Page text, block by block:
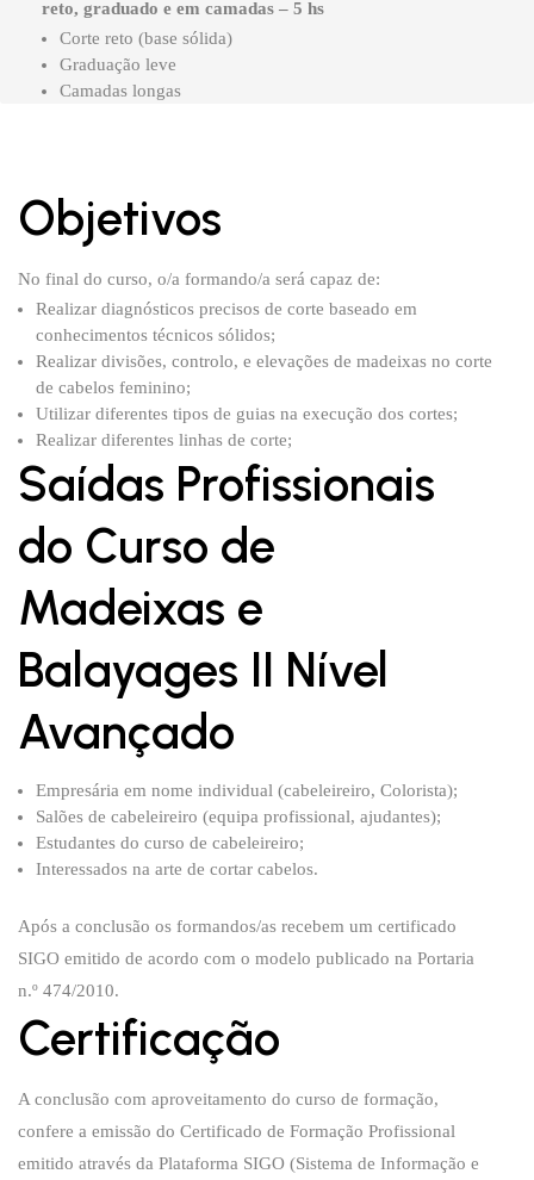
reto, graduado e em camadas – 5 hs
Corte reto (base sólida)
Graduação leve
Camadas longas
Objetivos
No final do curso, o/a formando/a será capaz de:
Realizar diagnósticos precisos de corte baseado em
conhecimentos técnicos sólidos;
Realizar divisões, controlo, e elevações de madeixas no corte
de cabelos feminino;
Utilizar diferentes tipos de guias na execução dos cortes;
Realizar diferentes linhas de corte;
Saídas Profissionais
do Curso de
Madeixas e
Balayages II Nível
Avançado
Empresária em nome individual (cabeleireiro, Colorista);
Salões de cabeleireiro (equipa profissional, ajudantes);
Estudantes do curso de cabeleireiro;
Interessados na arte de cortar cabelos.
Após a conclusão os formandos/as recebem um certificado
SIGO emitido de acordo com o modelo publicado na Portaria
n.º 474/2010.
Certificação
A conclusão com aproveitamento do curso de formação,
confere a emissão do Certificado de Formação Profissional
emitido através da Plataforma SIGO (Sistema de Informação e